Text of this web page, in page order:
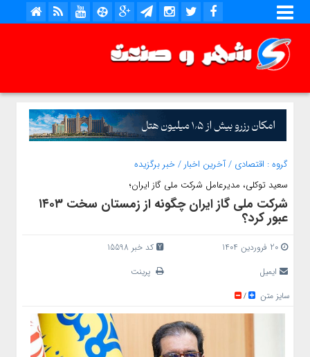
گروه : اقتصادی /آخرین اخبار /خبر برگزیده
سعید توکلی، مدیرعامل شرکت ملی گاز ایران؛
شرکت ملی گاز ایران چگونه از زمستان سخت ۱۴۰۳
عبور کرد؟
20 فروردین 1404
کد خبر 15598
ایمیل
پرینت
سایز متن
/